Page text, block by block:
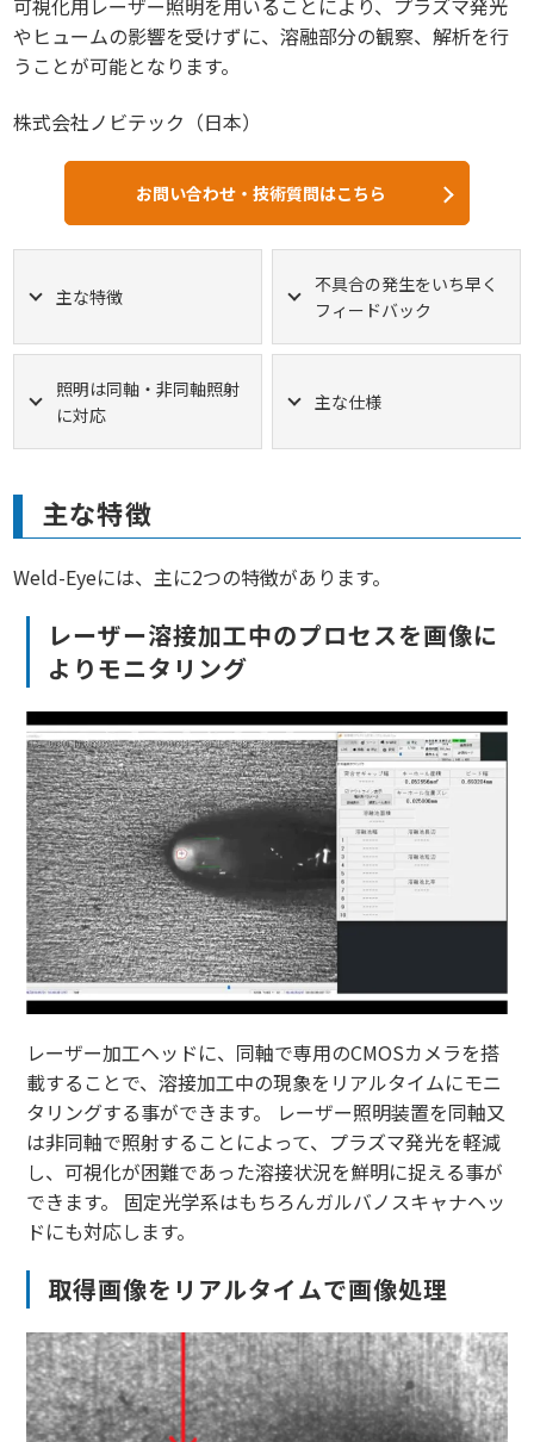
やヒュームの影響を受けずに、溶融部分の観察、解析を行
うことが可能となります。
株式会社ノビテック（日本）
お問い合わせ・技術質問はこちら
主な特徴
不具合の発生をいち早く
フィードバック
照明は同軸・非同軸照射
に対応
主な仕様
主な特徴
Weld-Eyeには、主に2つの特徴があります。
レーザー溶接加工中のプロセスを画像に
よりモニタリング
レーザー加工ヘッドに、同軸で専用のCMOSカメラを搭
載することで、溶接加工中の現象をリアルタイムにモニ
タリングする事ができます。 レーザー照明装置を同軸又
は非同軸で照射することによって、プラズマ発光を軽減
し、可視化が困難であった溶接状況を鮮明に捉える事が
できます。 固定光学系はもちろんガルバノスキャナヘッ
ドにも対応します。
取得画像をリアルタイムで画像処理